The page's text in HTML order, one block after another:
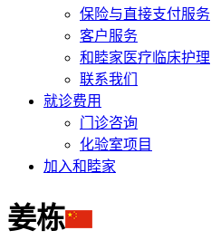
保险与直接支付服务
客户服务
和睦家医疗临床护理
联系我们
就诊费用
门诊咨询
化验室项目
加入和睦家
姜栋